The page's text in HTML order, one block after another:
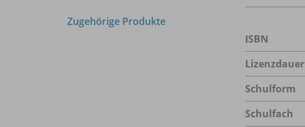
Zugehörige Produkte
ISBN
Lizenzdauer
Schulform
Schulfach